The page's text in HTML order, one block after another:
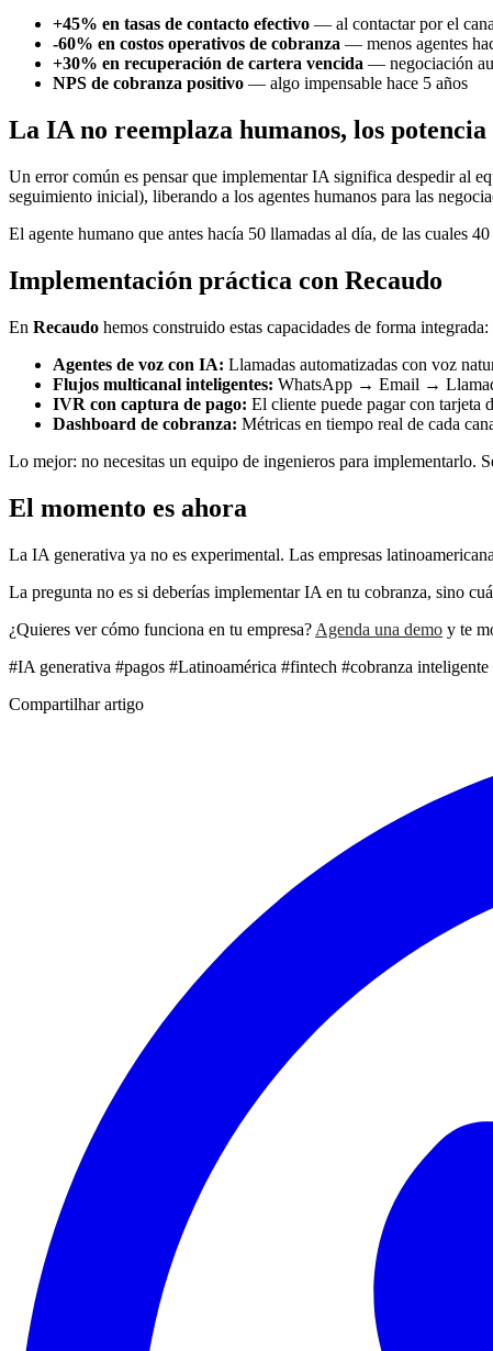
+45% en tasas de contacto efectivo — al contactar por el
-60% en costos operativos de cobranza — menos agentes
+30% en recuperación de cartera vencida — negociación
NPS de cobranza positivo — algo impensable hace 5 años
La IA no reemplaza humanos, los potencia
Un error común es pensar que implementar IA significa despedir al
seguimiento inicial), liberando a los agentes humanos para las
El agente humano que antes hacía 50 llamadas al día, de las cuales
Implementación práctica con Recaudo
En Recaudo hemos construido estas capacidades de forma integrada:
Agentes de voz con IA: Llamadas automatizadas con voz
Flujos multicanal inteligentes: WhatsApp → Email →
IVR con captura de pago: El cliente puede pagar con tarjeta
Dashboard de cobranza: Métricas en tiempo real de cada
Lo mejor: no necesitas un equipo de ingenieros para implementarlo.
El momento es ahora
La IA generativa ya no es experimental. Las empresas
La pregunta no es si deberías implementar IA en tu cobranza, sino
¿Quieres ver cómo funciona en tu empresa? Agenda una demo y te
#IA generativa #pagos #Latinoamérica #fintech #cobranza inteligente
Compartilhar artigo